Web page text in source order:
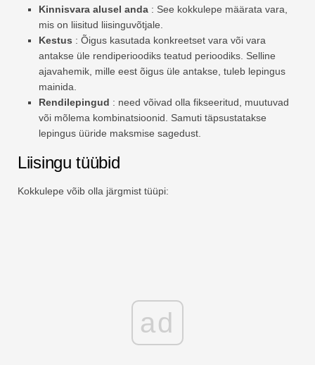
Kinnisvara alusel anda : See kokkulepe määrata vara,
mis on liisitud liisinguvõtjale.
Kestus : Õigus kasutada konkreetset vara või vara
antakse üle rendiperioodiks teatud perioodiks. Selline
ajavahemik, mille eest õigus üle antakse, tuleb lepingus
mainida.
Rendilepingud : need võivad olla fikseeritud, muutuvad
või mõlema kombinatsioonid. Samuti täpsustatakse
lepingus üüride maksmise sagedust.
Liisingu tüübid
Kokkulepe võib olla järgmist tüüpi:
ad